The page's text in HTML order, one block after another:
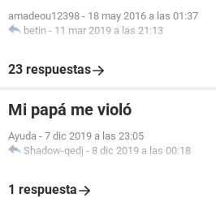
amadeou12398 - 18 may 2016 a las 01:37
betin - 11 mar 2019 a las 21:13
23 respuestas
Mi papá me violó
Ayuda - 7 dic 2019 a las 23:05
Shadow-qedj - 8 dic 2019 a las 00:18
1 respuesta